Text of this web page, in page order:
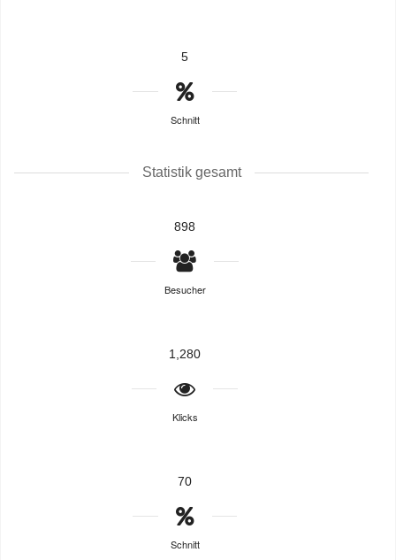
5
Schnitt
Statistik gesamt
898
Besucher
1,280
Klicks
70
Schnitt